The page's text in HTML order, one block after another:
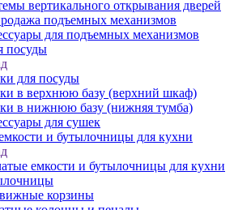
вертикального открывания дверей
подъемных механизмов
для подъемных механизмов
посуды
для посуды
в верхнюю базу (верхний шкаф)
в нижнюю базу (нижняя тумба)
для сушек
и бутылочницы для кухни
емкости и бутылочницы для кухни
корзины